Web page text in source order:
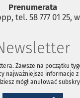
Prenumerata
tel. 58 777 01 25,
Zawsze na początku
najważniejsze informacje z
mógł anulować